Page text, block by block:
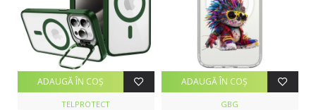
TELPROTECT
ADAUGĂ ÎN COŞ
GBG
ADAUGĂ ÎN COŞ